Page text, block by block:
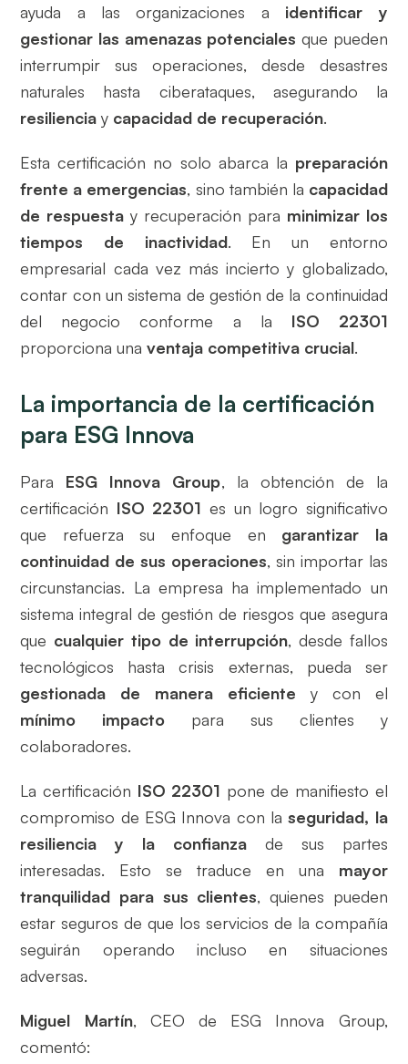
ayuda a las organizaciones a identificar y
gestionar las amenazas potenciales que pueden
interrumpir sus operaciones, desde desastres
naturales hasta ciberataques, asegurando la
resiliencia y capacidad de recuperación.
Esta certificación no solo abarca la preparación
frente a emergencias, sino también la capacidad
de respuesta y recuperación para minimizar los
tiempos de inactividad. En un entorno
empresarial cada vez más incierto y globalizado,
contar con un sistema de gestión de la continuidad
del negocio conforme a la ISO 22301
proporciona unaventaja competitiva crucial.
La importancia de la certificación
para ESG Innova
Para ESG Innova Group, la obtención de la
certificación ISO 22301 es un logro significativo
que refuerza su enfoque en garantizar la
continuidad de sus operaciones, sin importar las
circunstancias. La empresa ha implementado un
sistema integral de gestión de riesgos que asegura
que cualquier tipo de interrupción, desde fallos
tecnológicos hasta crisis externas, pueda ser
gestionada de manera eficiente y con el
mínimo impacto para sus clientes y
colaboradores.
La certificación ISO 22301 pone de manifiesto el
compromiso de ESG Innova con laseguridad, la
resiliencia y la confianza de sus partes
interesadas. Esto se traduce en una mayor
tranquilidad para sus clientes, quienes pueden
estar seguros de que los servicios de la compañía
seguirán operando incluso en situaciones
adversas.
Miguel Martín, CEO de ESG Innova Group,
comentó: